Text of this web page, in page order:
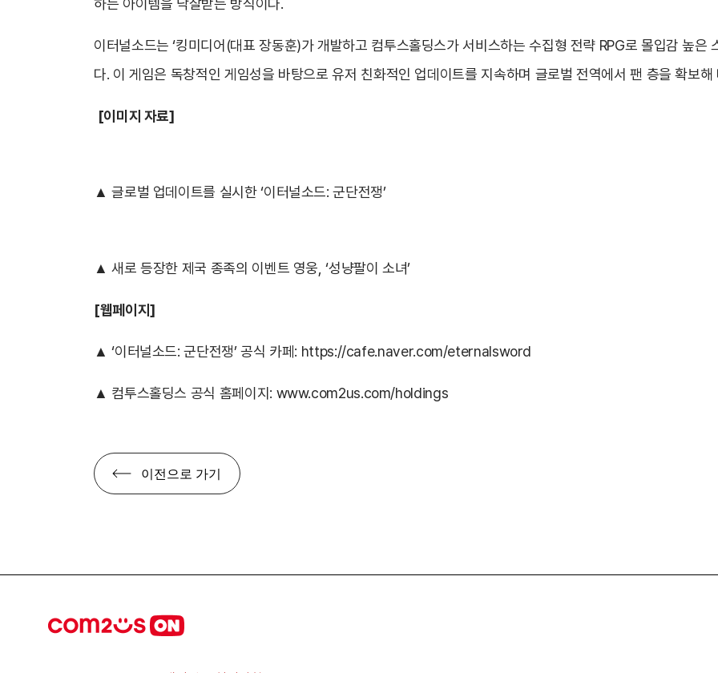
하는 아이템을 낙찰받는 방식이다.
이터널소드는 ‘킹미디어(대표 장동훈)가 개발하고 컴투스홀딩스가 서비스하는 수집형 전략 RPG로 몰입감 높은
다. 이 게임은 독창적인 게임성을 바탕으로 유저 친화적인 업데이트를 지속하며 글로벌 전역에서 팬 층을 확보해
[이미지 자료]
▲ 글로벌 업데이트를 실시한 ‘이터널소드: 군단전쟁’
▲ 새로 등장한 제국 종족의 이벤트 영웅, ‘성냥팔이 소녀’
[웹페이지]
▲ ‘이터널소드: 군단전쟁’ 공식 카페: https://cafe.naver.com/eternalsword
▲ 컴투스홀딩스 공식 홈페이지: www.com2us.com/holdings
이전으로 가기